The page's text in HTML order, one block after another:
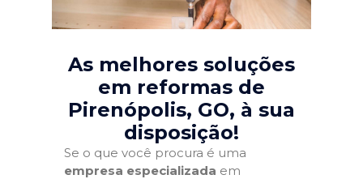
As melhores soluções
em reformas de
Pirenópolis, GO, à sua
disposição!
Se o que você procura é uma
empresa especializada em